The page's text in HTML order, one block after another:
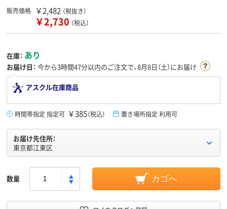
販売価格 ￥2,482 （税抜き）
￥2,730 （税込）
在庫： あり
お届け日： 今から3時間47分以内のご注文で、8月8日（土）にお届け
アスクル在庫商品
時間帯指定 指定可 ￥385（税込） 置き場所指定 利用可
お届け先住所：
東京都江東区
数量 カゴへ